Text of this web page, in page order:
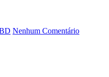
Nenhum Comentário